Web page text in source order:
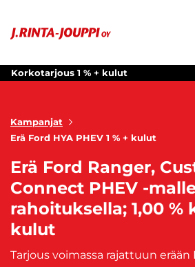
Korkotarjous 1 % + kulut
Kampanjat
Erä Ford HYA PHEV 1 % + kulut
Erä Ford Ranger,
Connect PHEV -
rahoituksella; 1,00 %
kulut